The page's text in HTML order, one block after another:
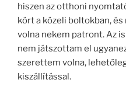
hiszen az otthoni
kört a közeli boltokban,
volna nekem patront. Az
nem játszottam el
szerettem volna,
kiszállítással.